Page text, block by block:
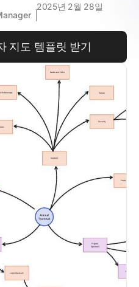
2025년 2월 28일
지도 템플릿 받기